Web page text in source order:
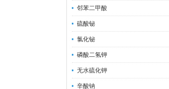
邻苯二甲酸
硫酸铋
氯化铋
磷酸二氢钾
无水硫化钾
辛酸钠